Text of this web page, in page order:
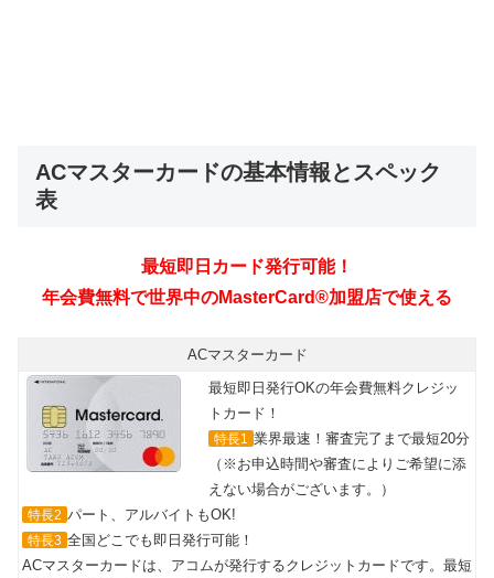
ACマスターカードの基本情報とスペック
表
最短即日カード発行可能！
年会費無料で世界中のMasterCard®加盟店で使える
ACマスターカード
最短即日発行OKの年会費無料クレジッ
トカード！
特長1 業界最速！審査完了まで最短20分
（※お申込時間や審査によりご希望に添
えない場合がございます。）
特長2 パート、アルバイトもOK!
特長3 全国どこでも即日発行可能！
ACマスターカードは、アコムが発行するクレジットカードです。最短